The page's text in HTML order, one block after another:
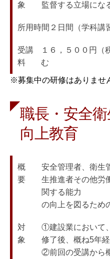
象
監督する立場にな
所用時間 ２日間（学科講
受講
料
１６，５００円
む
※募集中の研修はありませ
職長・安全
向上教育
概
要
安全管理者、衛生
生推進者その他労
関する能力
の向上を図るため
対
象
①建設業において
修了後、概ね5年
②前回の受講から